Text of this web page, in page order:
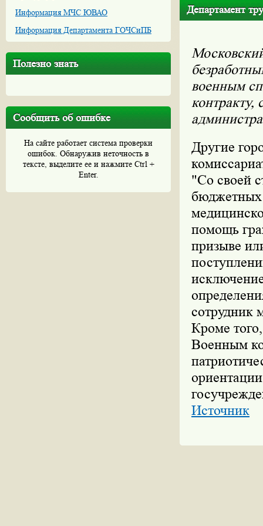
Информация МЧС ЮВАО
Информация Департамента ГОЧСиПБ
Полезно знать
Сообщить об ошибке
На сайте работает система проверки
ошибок. Обнаружив неточность в
тексте, выделите ее и нажмите Ctrl +
Enter.
Департамент
военным
Другие
"Со своей
бюджетных
помощь
призыве
сотрудник
Кроме
Военным
Источник